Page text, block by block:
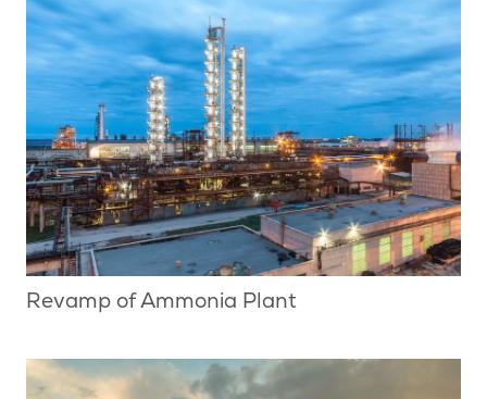
Revamp of Ammonia Plant